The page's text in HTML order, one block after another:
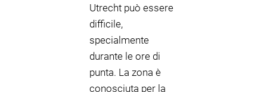
Utrecht può essere
difficile,
specialmente
durante le ore di
punta. La zona è
conosciuta per la